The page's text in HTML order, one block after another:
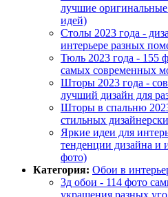
лучшие
идей)
Столы 2023 года -
интерьере разных
Тюль 2023 года - 155
самых современных
Шторы 2023 года -
лучший дизайн для
Шторы в спальню
стильных
Яркие идеи для
тенденции дизайна и
фото)
Категория: Обои в
3д обои - 114 фото